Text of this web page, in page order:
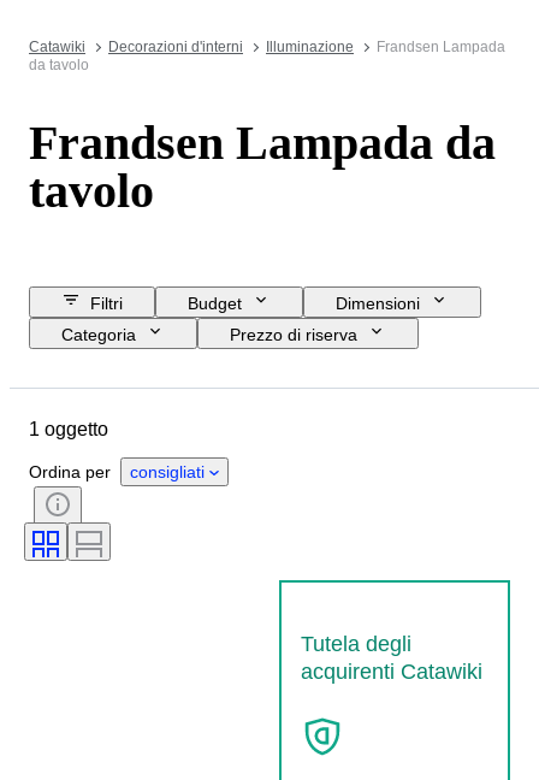
Catawiki Decorazioni d'interni Illuminazione
Frandsen Lampada
da tavolo
Frandsen Lampada da
tavolo
Filtri Budget
Dimensioni
Categoria
Prezzo di riserva
Paese d’origine
Condizioni
Epoca
1 oggetto
Ordina per consigliati
Tutela degli
acquirenti Catawiki